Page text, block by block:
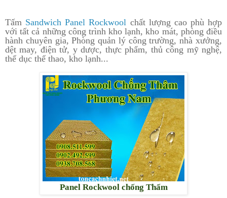
Tấm Sandwich Panel Rockwool chất lượng cao phù hợp
với tất cả những công trình kho lạnh, kho mát, phòng điều
hành chuyên gia, Phòng quản lý công trường, nhà xưởng,
dệt may, điện tử, y dược, thực phẩm, thủ công mỹ nghệ,
thể dục thể thao, kho lạnh...
Panel Rockwool chống Thấm